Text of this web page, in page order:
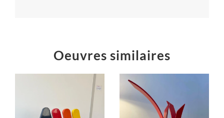
Oeuvres similaires